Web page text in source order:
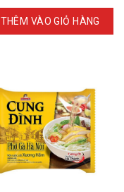
THÊM VÀO GIỎ HÀNG